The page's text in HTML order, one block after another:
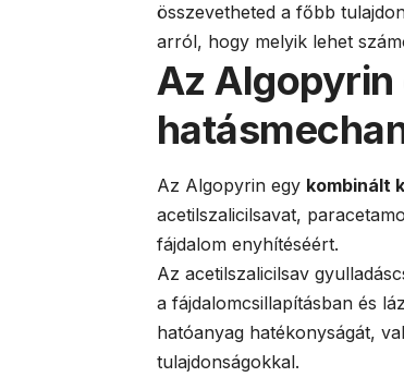
összevetheted a főbb
arról, hogy melyik lehet
Az
Az Algopyrin egy kombinált
acetilszalicilsavat,
fájdalom enyhítéséért.
Az acetilszalicilsav
a fájdalomcsillapításban és
hatóanyag hatékonyságát,
tulajdonságokkal.